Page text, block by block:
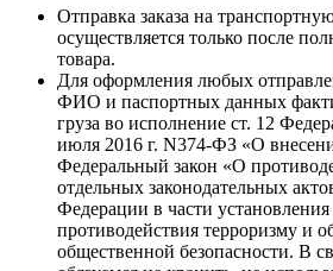
Отправка заказа на
осуществляется только после
товара.
Для оформления любых
ФИО и паспортных данных
груза во исполнение ст. 12
июля 2016 г. N374-ФЗ «О
Федеральный закон «О
отдельных законодательных
Федерации в части
противодействия терроризму и
общественной безопасности. В